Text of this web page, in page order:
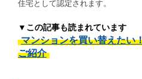
住宅として認定されます。
▼この記事も読まれています
マンションを買い替えたい
ご紹介